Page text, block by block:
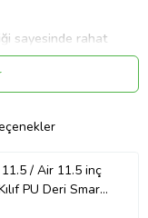
sayesinde rahat
/ Air 11.5 inç
PU Deri Smart